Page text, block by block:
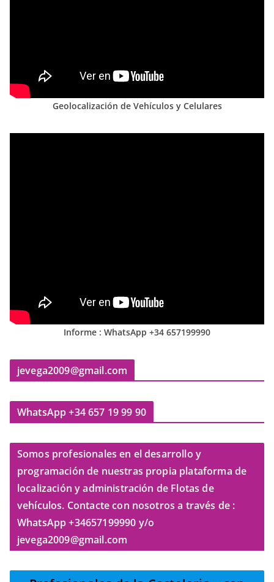
Geolocalización de Vehículos y Celulares
Informe : WhatsApp +34 657199990
jevega2009@gmail.com
WhatsApp +34 657 19 99 90
Somos profesionales en el desarrollo y
programación de nuestras propia plataforma de
localización y administración de Flotas de
vehículos. Contacte con nosotros a través de :
WhatsApp +34657199990 y/o
jevega2009@gmail.com